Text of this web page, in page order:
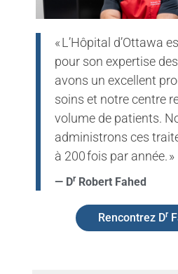
« L’Hôpital d’Ottawa
pour son expertise
avons un excellent
soins et notre centre
volume de patients.
administrons ces
à 200 fois par année. »
— DrRobert Fahed
Rencontrez Dr